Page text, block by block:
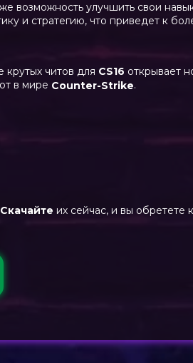
возможность улучшить свои
и стратегию, что приведет к
крутых читов для CS16 открывает
в мире Counter-Strike.
Скачайте их сейчас, и вы обретете